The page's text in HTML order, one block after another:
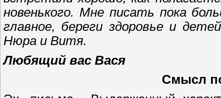
новенького. Мне писать пока
главное, береги здоровье и
Нюра и Витя.
Любящий вас Вася
Смысл